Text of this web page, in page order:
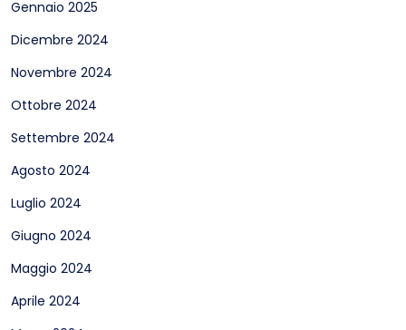
Gennaio 2025
Dicembre 2024
Novembre 2024
Ottobre 2024
Settembre 2024
Agosto 2024
Luglio 2024
Giugno 2024
Maggio 2024
Aprile 2024